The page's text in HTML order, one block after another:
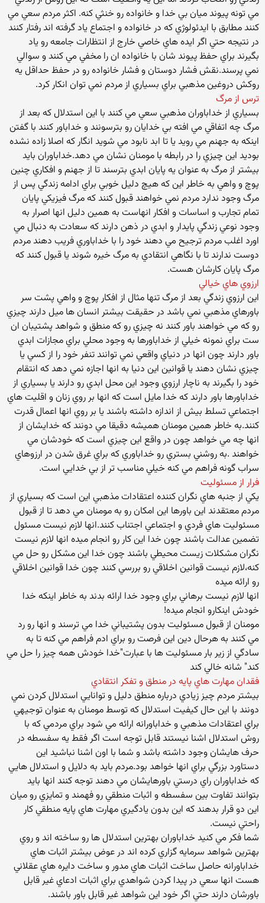
مي تونه پيوند ميان بي خدا و خانواده رو خنثي كنه. اكثر مردم سعي مي
كنند مطابق با ايدئولوژي كه در خانواده و اجتماع ياد گرفته اند رفتار كنند
در نتيجه حتي اگر ايده هاي خاصي خارج از انتظارات جامعه رو ياد
بگيرند براي حفظ پيوند شان با خانواده ان را مخفي مي كنند و سوالي
نمي پرسند.نقش فشار دوستان و فشار خانواده رو در حفظ حداقل يه
روكش دروغين مذهبي براي بسياري از مردم نمي توان انكار كرد.
ترس از مرگ
بسياري از خداباوران مذهبي سعي مي كنند با اين استدلال كه بعد از
مرگ چه اتفاقي مي افته بي خدايان رو بترسونند و خداباور كنند با گفتن
اينكه به جهنم مي رويد يا تا ابد نابود مي شويد انگار كه اصلا زاده نشده
بوديد اين چيزي را در رابطه با مومنان نشان مي دهد.خداباوران بايد
بيشتر از مرگ به عنوان يه پايان ابدي بترسند تا از جهنم و افكاري چنين
پوچ و واهي به خاطر اين كه هيچ دليل خوبي براي ادامه زندگي پس از
مرگ وجود ندارد مردم نمي خواهند قبول كنند كه مرگ فيزيكي پايان
تمام تجارب و اساسات و افكار انهاست به همين دليل انها اصرار به
وجود نوعي زندگي پايدار و ابدي در ذهن دارند كه سعادت به دنبال مي
اورد اغلب مردم ترجيح مي دهند خود را با خداباوري فريب دهند مردم
دوست ندارند تا با نگاهي انتقادي به مرگ خيره شوند يا قبول كنند كه
مرگ پايان كارشان هست.
ارزوي هاي خيالي
اين ارزوي زندگي بعد از مرگ تنها مثال از افكار پوچ و واهي پشت سر
باورهاي مذهبي نمي باشد در حقيقت بيشتر انسان ها ميل دارند چيزي
رو كه مي خواهند باور كنند نه چيزي رو كه منطق و شواهد پشتيبان ان
ست براي نمونه خيلي از خداباورها به وجود محلي براي مجازات ابدي
باور دارند چون انها در دنياي واقعي نمي توانند تنفر خود را از كسي يا
چيزي نشان دهند يا قوانين اين دنيا به انها اجازه نمي دهد كه انتقام
خود را بگيرند به ناچار ارزوي وجود اين محل ابدي رو دارند يا بسياري از
خداباورها باور دارند كه خدا مايل است كه انها بر روي زنان و اقليت هاي
اجتماعي تسلط بيش از اندازه داشته باشند يا بر روي انها اعمال قدرت
كنند.به خاطر همين مومنان هميشه دقيقا مي دونند كه خدايشان از
انها چه مي خواهد چون در واقع اين چيزي است كه خودشان مي
خواهند .به روشني بستري رو خداباوري كه براي غرق شدن در ارزوهاي
سراب گونه فراهم مي كنه خيلي مناسب تر از بي خدايي است.
فرار از مسئوليت
يكي از جنبه هاي نگران كننده اعتقادات مذهبي اين است كه بسياري از
مردم معتقدند اين باورها اين امكان رو به مومنان مي دهد تا از قبول
مسئوليت هاي فردي و اجتماعي اجتناب كنند.انها لازم نيست مسئول
تضمين عدالت باشند چون خدا اين كار رو انجام ميده انها لازم نيست
نگران مشكلات زيست محيطي باشند چون خدا اين مشكل رو حل مي
كنه،لازم نيست قوانين اخلاقي رو بررسي كنند چون خدا قوانين اخلاقي
رو ارائه ميده
انها لازم نيست برهاني براي وجود خدا ارائه بدند به خاطر اينكه خدا
خودش اينكارو انجام ميده!
مومنان از قبول مسئوليت بدون پشتيباني خدا مي ترسند و انها رو رد
مي كنند به هرحال دين اين فرصت رو براي ادم فراهم مي كنه تا به
سادگي از زير بار مسئوليت ها با عبارت"خدا خودش همه چيز را حل مي
كند" شانه خالي كند
فقدان مهارت هاي پايه در منطق و تفكر انتقادي
بيشتر مردم چيز زيادي درباره منطق دليل و توانايي استدلال كردن نمي
دونند با اين حال كيفيت استدلال كه توسط مومنان به عنوان توجيهي
براي اعتقادات مذهبي و خداباورانه ارائه مي شود براي مردمي كه با
روش استدلال اشنا نيستند قابل توجه است اگر فقط يه سفسطه در
حرف هايشان وجود داشته باشد و شما با اون اشنا نباشيد اين
دستاورد بزرگي براي انها خواهد بود.مردم بايد به دلايل و استدلال هايي
كه خداباوران راي درستي باورهايشان مي دهند توجه كنند انها بايد
بتوانند تفاوت بين سفسطه و اثبات منطقي رو فهمند و تمايزي رو ميان
اين دو قرار بدهند كه اين بدون يادگيري مهارت هاي پايه منطقي كار
راحتي نيست.
شما فكر مي كنيد خداباوران بهترين استدلال ها رو ساخته اند و روي
بهترين شواهد سرمايه گزاري كرده اند در عوض بيشتر اثبات هاي
خداباورانه حاصل ساخت اثبات هاي مدور و ساخت دايره هاي عقلاني
هست انها سعي در پيدا كردن شواهدي براي اثبات ادعاي غير قابل
باورشان دارند حتي اگر خود اين شواهد غير قابل باور باشند.